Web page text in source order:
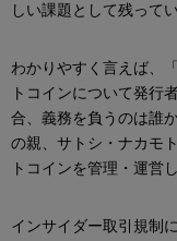
しい課題として残って
わかりやすく言えば、
トコインについて発行
合、義務を負うのは誰
の親、サトシ・ナカモ
トコインを管理・運営
インサイダー取引規制